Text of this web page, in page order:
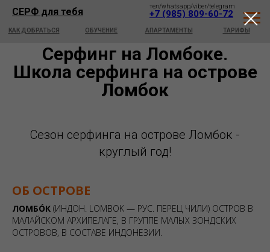
СЕРФ для тебя тел/whatsapp/viber/telegram
+7 (985) 809-60-72
СЕРФ для тебя тел/whatsapp/viber/telegram
+7 (985) 809-60-72
КАК ДОБРАТЬСЯ ОБУЧЕНИЕ АПАРТАМЕНТЫ ТАРИФЫ
Серфинг на Ломбоке.
Школа серфинга на острове
Ломбок
Сезон серфинга на острове Ломбок -
круглый год!
ОБ ОСТРОВЕ
ЛОМБО́К (ИНДОН. LOMBOK — РУС. ПЕРЕЦ ЧИЛИ) ОСТРОВ В
МАЛАЙСКОМ АРХИПЕЛАГЕ, В ГРУППЕ МАЛЫХ ЗОНДСКИХ
ОСТРОВОВ, В СОСТАВЕ ИНДОНЕЗИИ.